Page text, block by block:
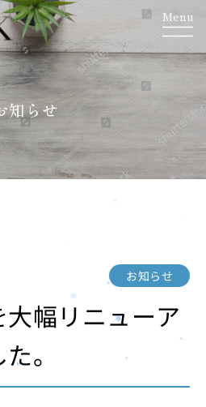
Menu
知らせ
お知らせ
幅リニューア
。